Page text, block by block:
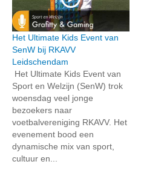
Het Ultimate Kids Event van
SenW bij RKAVV
Leidschendam
Het Ultimate Kids Event van
Sport en Welzijn (SenW) trok
woensdag veel jonge
bezoekers naar
voetbalvereniging RKAVV. Het
evenement bood een
dynamische mix van sport,
cultuur en...